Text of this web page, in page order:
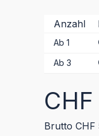
Anzahl
Ab1
Ab3
Regulärer
Brutto CHF